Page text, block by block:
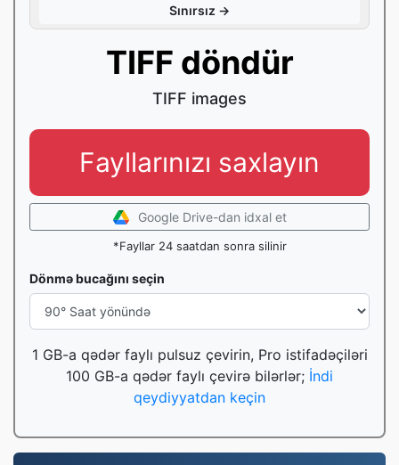
Sınırsız →
TIFF döndür
TIFF images
Fayllarınızı saxlayın
Google Drive-dan idxal et
*Fayllar 24 saatdan sonra silinir
Dönmə bucağını seçin
1 GB-a qədər faylı pulsuz çevirin, Pro istifadəçiləri
100 GB-a qədər faylı çevirə bilərlər; İndi
qeydiyyatdan keçin